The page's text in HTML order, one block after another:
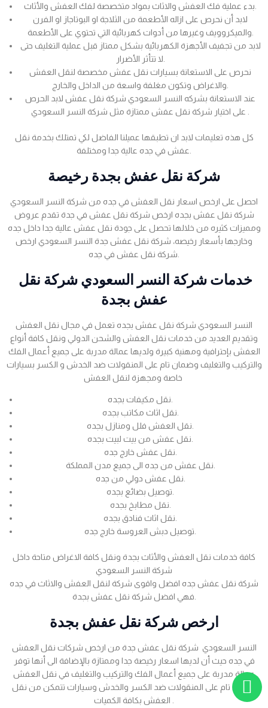
لابد أن نحرص على ازاله الأطعمة من الثلاجة او البوتاجاز او الفرن
لابد من تجفيف الأجهزة الكهربائية بشكل ممتاز قبل عملية التغليف حتى
نحرص على الاستعانة بسيارات نقل عفش مخصصة لنقل العفش
عند الاستعانة بشركه النسر السعودي شركة نقل عفش لابد الحرص
كل هذه تعليمات لابد ان تطبقها عميلنا الفاضل لكي تمتلك بخدمة نقل
شركة نقل عفش بجدة رخيصة
احصل على ارخص اسعار نقل العفش في جده من شركة النسر السعودي
شركة نقل عفش بجده ارخص شركة نقل عفش في جدة تقدم عروض
ومميزات كثيره من خلالها تحصل على جودة نقل عفش عالية جدا داخل جده
وخارجها بأسعار رخيصه، شركة نقل عفش جدة النسر السعودي ارخص
عفش بجدة
النسر السعودي شركة نقل عفش بجده تعمل في مجال نقل العفش
وتقديم العديد من خدمات نقل العفش والشحن الدولي ونقل كافة أنواع
العفش بإحترافية ومهنية كبيرة ولديها عمالة مدربة على جميع أعمال الفك
والتركيب والتغليف وضمان تام على المنقولات ضد الخدش و الكسر بسيارات
كافة خدمات نقل العفش والأثاث بجدة ونقل كافة الاغراض متاحة داخل
شركة النسر السعودي
شركة نقل عفش جده افضل واقوى شركة لنقل العفش والاثاث في جده
ارخص شركة نقل عفش بجدة
النسر السعودي شركة نقل عفش جدة من ارخص شركات نقل العفش
في جده حيث أن لديها اسعار رخيصة جدا وممتازة بالإضافة الى أنها توفر
عمالة مدربة على جميع أعمال الفك والتركيب والتغليف في نقل العفش
بضمان تام على المنقولات ضد الكسر والخدش وسيارات تتمكن من نقل